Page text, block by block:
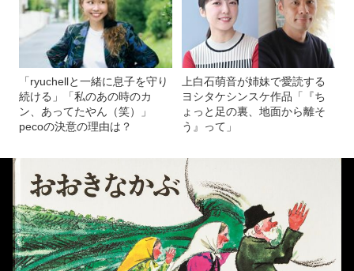
「ryuchellと一緒に息子を守り
続ける」「私のあの時のカ
ン、あってたやん（笑）」
pecoの決意の理由は？
上白石萌音が姉妹で愛読する
ヨシタケシンスケ作品「『ち
ょっと足の裏、地面から離そ
う』って」